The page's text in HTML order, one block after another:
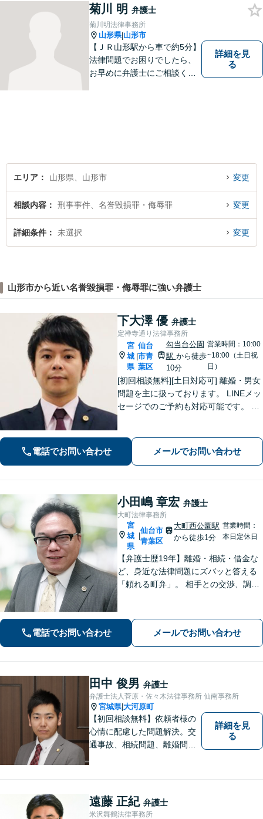
菊川 明 弁護士
菊川明法律事務所
山形県|山形市
【ＪＲ山形駅から車で約5分】
法律問題でお困りでしたら、
お早めに弁護士にご相談くだ
詳細を見
る
エリア 山形県、山形市 変更
相談内容 刑事事件、名誉毀損罪・侮辱罪 変更
詳細条件 未選択 変更
山形市から近い名誉毀損罪・侮辱罪に強い弁護士
下大澤 優 弁護士
定禅寺通り法律事務所
宮
城
県
仙台
市青
葉区
勾当台公園
駅 から徒歩
10分
営業時間：10:00
~18:00（土日祝
日）
[初回相談無料][土日対応可] 離婚・男女
問題を主に扱っております。 LINEメッ
セージでのご予約も対応可能です。 LI
in.ee/uFqpYWb
電話でお問い合わせ メールでお問い合わせ
小田嶋 章宏 弁護士
大町法律事務所
宮
城
県
仙台市
青葉区
大町西公園駅
から徒歩1分
営業時間：
本日定休日
【弁護士歴19年】離婚・相続・借金な
ど、身近な法律問題にズバッと答える
「頼れる町弁」。 相手との交渉、調
談料30分1,100円】【大町西公園駅1
分】【夜間・休日対応可能】
電話でお問い合わせ メールでお問い合わせ
田中 俊男 弁護士
弁護士法人菅原・佐々木法律事務所 仙南事務所
宮城県|大河原町
【初回相談無料】依頼者様の
心情に配慮した問題解決。交
通事故、相続問題、離婚問題
籍。お困りの方はお気軽にご
相談ください。【大河原フォ
ルテ内】
詳細を見
る
遠藤 正紀 弁護士
米沢舞鶴法律事務所